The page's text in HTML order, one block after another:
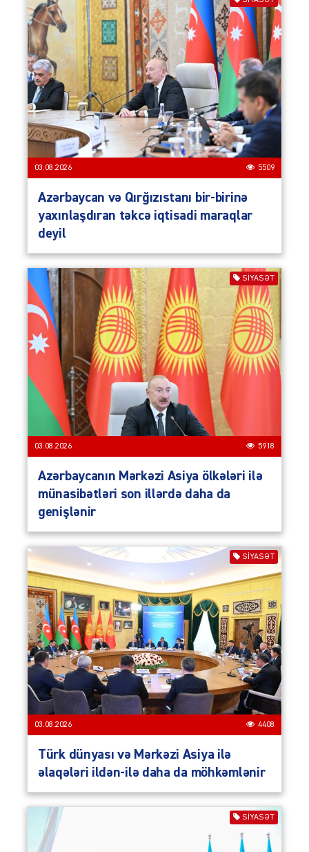
03.08.2026 5509
Azərbaycan və Qırğızıstanı bir-birinə
yaxınlaşdıran təkcə iqtisadi maraqlar
deyil
SIYASƏT
03.08.2026 5918
Azərbaycanın Mərkəzi Asiya ölkələri ilə
münasibətləri son illərdə daha da
genişlənir
SIYASƏT
03.08.2026 4408
Türk dünyası və Mərkəzi Asiya ilə
əlaqələri ildən-ilə daha da möhkəmlənir
SIYASƏT